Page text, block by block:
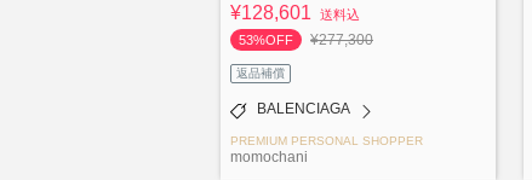
¥128,601
送料込
53%OFF
¥277,300
返品補償
BALENCIAGA
PREMIUM PERSONAL SHOPPER
momochani